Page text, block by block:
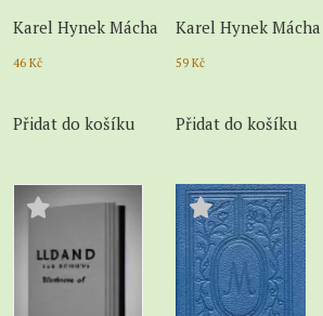
Karel Hynek Mácha
46 Kč
Přidat do košíku
Karel Hynek Mácha
59 Kč
Přidat do košíku